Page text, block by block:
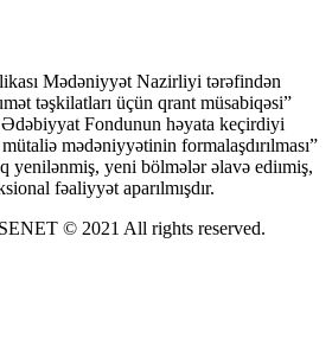
Mədəniyyət Nazirliyi tərəfindən
təşkilatları üçün qrant müsabiqəsi”
Fondunun həyata keçirdiyi
mədəniyyətinin formalaşdırılması”
yenilənmiş, yeni bölmələr əlavə ediımiş,
fəaliyyət aparılmışdır.
© 2021 All rights reserved.